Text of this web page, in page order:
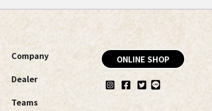
Company
Dealer
Teams
ONLINE SHOP